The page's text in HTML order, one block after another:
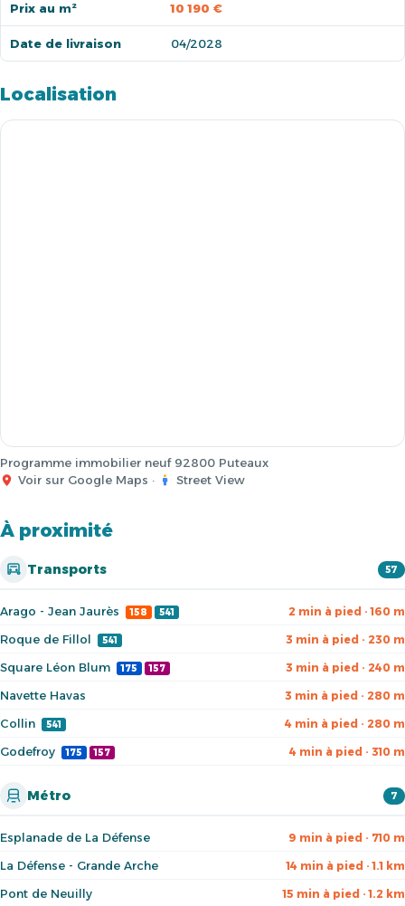
Prix au m² 10 190 €
Date de livraison 04/2028
Localisation
Programme immobilier neuf 92800 Puteaux
Voir sur Google Maps · Street View
À proximité
Transports 57
Arago - Jean Jaurès 158 541 2 min à pied · 160 m
Roque de Fillol 541 3 min à pied · 230 m
Square Léon Blum 175 157 3 min à pied · 240 m
Navette Havas 3 min à pied · 280 m
Collin 541 4 min à pied · 280 m
Godefroy 175 157 4 min à pied · 310 m
Métro 7
Esplanade de La Défense 9 min à pied · 710 m
La Défense - Grande Arche 14 min à pied · 1.1 km
Pont de Neuilly 15 min à pied · 1.2 km